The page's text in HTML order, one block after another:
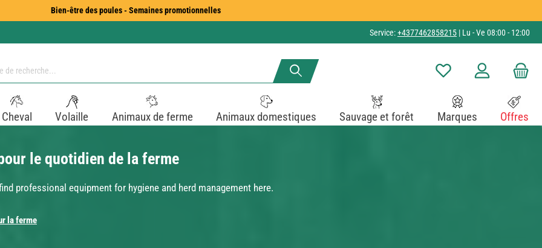
Bien-être des poules - Semaines promotionnelles
Service:+4377462858215 | Lu - Ve 08:00 - 12:00
Vous avez 0 articles dans
Cheval Volaille Animaux de ferme Animaux domestiques Sauvage et forêt Marques Offres
le quotidien de la ferme
professional equipment for hygiene and herd management here.
la ferme